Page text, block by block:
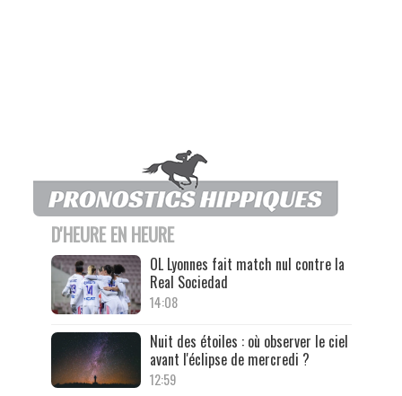
D'HEURE EN HEURE
OL Lyonnes fait match nul contre la
Real Sociedad
14:08
Nuit des étoiles : où observer le ciel
avant l'éclipse de mercredi ?
12:59